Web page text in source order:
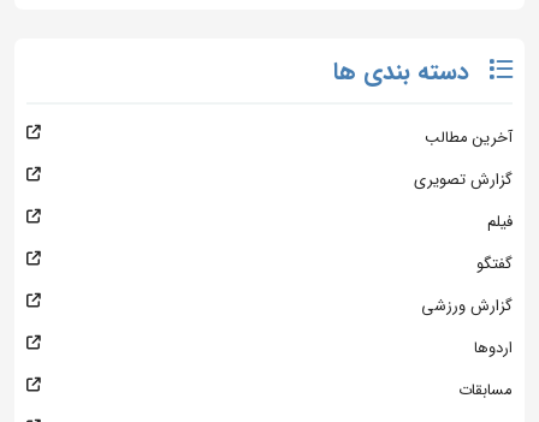
دسته بندی ها
آخرین مطالب
گزارش تصویری
فیلم
گفتگو
گزارش ورزشی
اردوها
مسابقات